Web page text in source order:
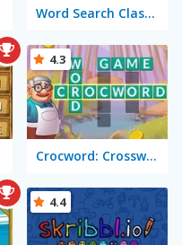
Word Search Classic
Crocword: Crossword Puzzle Game
4.3
4.4